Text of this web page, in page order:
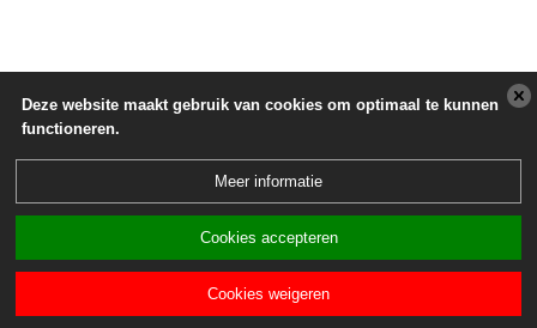
Deze website maakt gebruik van cookies om optimaal te kunnen
functioneren.
Meer informatie
Cookies accepteren
Cookies weigeren